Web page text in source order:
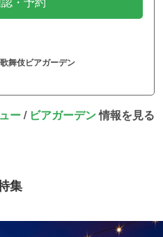
・予約
舞伎ビアガーデン
ー/ ビアガーデン情報を見る
集